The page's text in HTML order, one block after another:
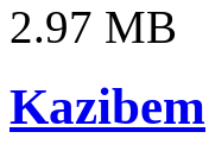
2.97 MB
Kazibem